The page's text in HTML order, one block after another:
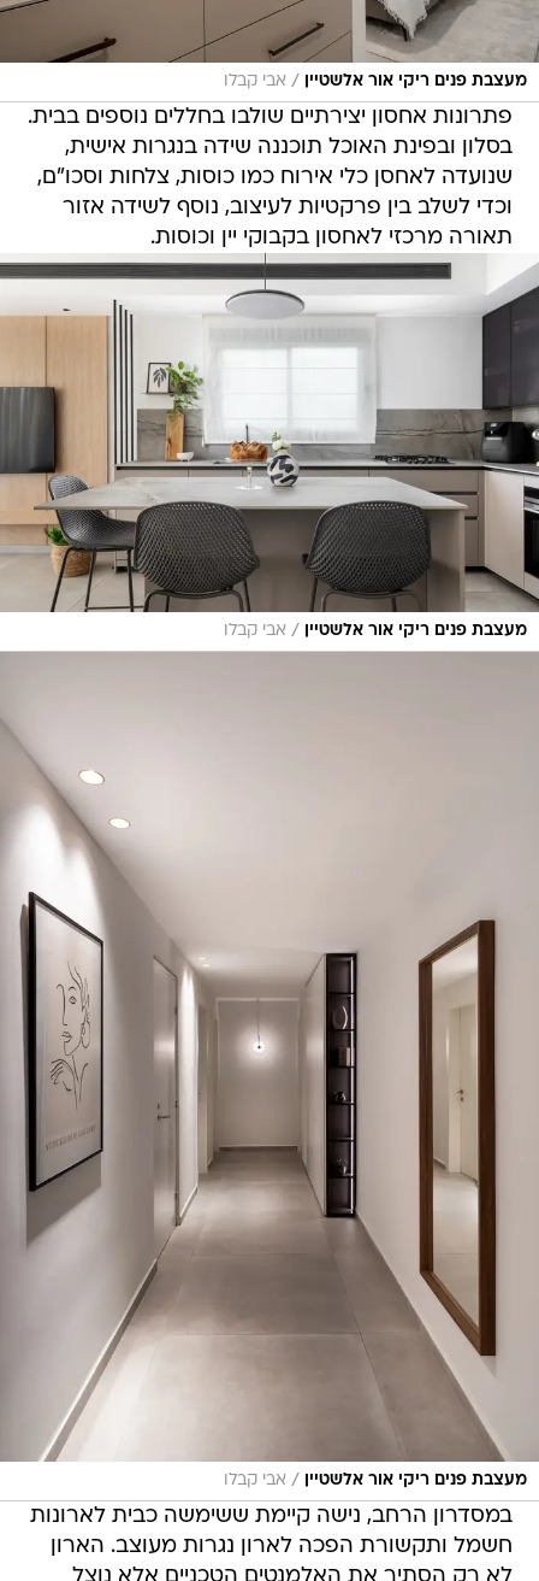
מעצבת פנים ריקי אור אלשטיין / אבי קבלו
פתרונות אחסון יצירתיים שולבו בחללים נוספים בבית.
בסלון ובפינת האוכל תוכננה שידה בנגרות אישית,
שנועדה לאחסן כלי אירוח כמו כוסות, צלחות וסכו"ם,
וכדי לשלב בין פרקטיות לעיצוב, נוסף לשידה אזור
תאורה מרכזי לאחסון בקבוקי יין וכוסות.
מעצבת פנים ריקי אור אלשטיין / אבי קבלו
מעצבת פנים ריקי אור אלשטיין / אבי קבלו
במסדרון הרחב, נישה קיימת ששימשה כבית לארונות
חשמל ותקשורת הפכה לארון נגרות מעוצב. הארון